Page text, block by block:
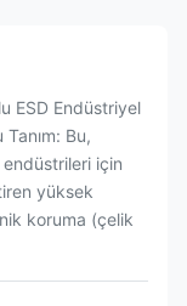
ESD Endüstriyel
Bu,
için
yüksek
koruma (çelik